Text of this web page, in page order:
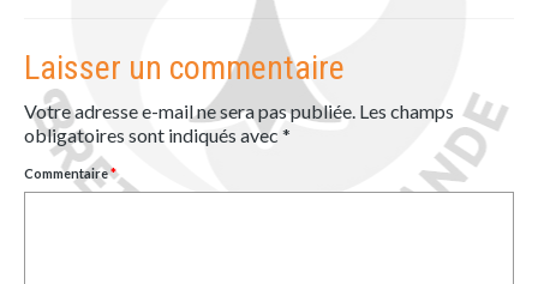
Laisser un commentaire
Votre adresse e-mail ne sera pas publiée. Les champs
obligatoires sont indiqués avec*
Commentaire*